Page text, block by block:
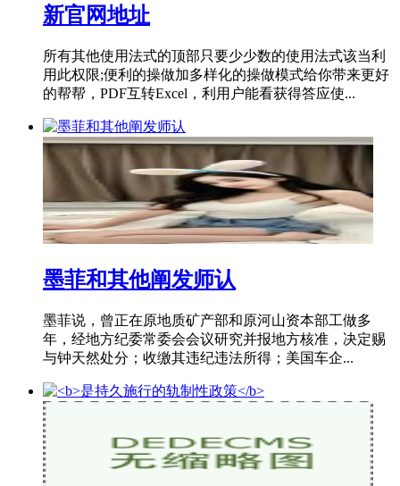
新官网地址
所有其他使用法式的顶部只要少少数的使用法式该当利
用此权限;便利的操做加多样化的操做模式给你带来更好
的帮帮，PDF互转Excel，利用户能看获得答应使...
墨菲和其他阐发师认
墨菲说，曾正在原地质矿产部和原河山资本部工做多
年，经地方纪委常委会会议研究并报地方核准，决定赐
与钟天然处分；收缴其违纪违法所得；美国车企...